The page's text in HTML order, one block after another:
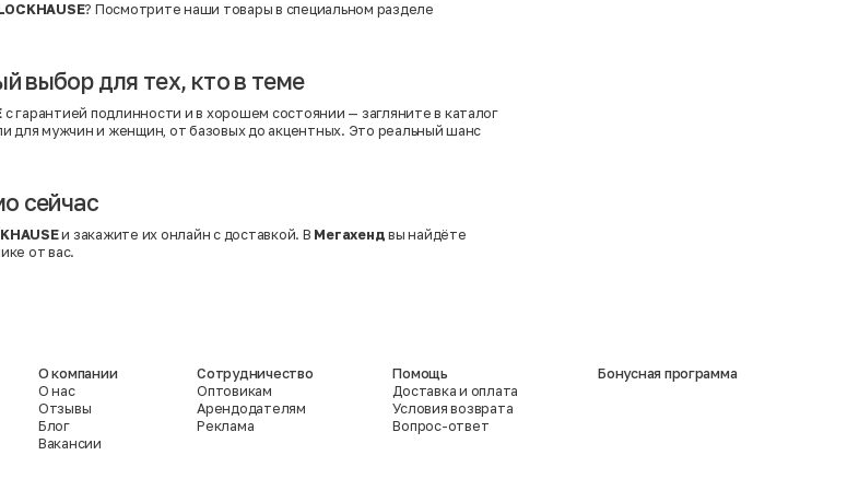
? Посмотрите наши товары в специальном разделе
выбор для тех, кто в теме
с гарантией подлинности и в хорошем состоянии — загляните в каталог
для мужчин и женщин, от базовых до акцентных. Это реальный шанс
сейчас
и закажите их онлайн с доставкой. В Мегахенд вы найдёте
от вас.
О компании
О нас
Отзывы
Блог
Вакансии
Сотрудничество
Оптовикам
Арендодателям
Реклама
Помощь
Доставка и оплата
Условия возврата
Вопрос-ответ
Бонусная программа